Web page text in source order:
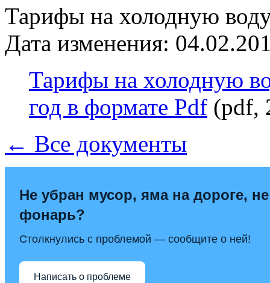
Тарифы на холодную
Дата изменения:
Тарифы на холодную
год в формате Pdf (pdf,
← Все документы
Не убран мусор, яма на дороге,
фонарь?
Столкнулись с проблемой — сообщите о ней!
Написать о проблеме